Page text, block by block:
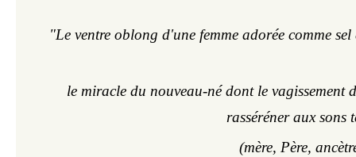
"Le ventre oblong d'une femme adorée comme
le miracle du nouveau-né dont le vagissement
rasséréner aux sons
(mère, Père,